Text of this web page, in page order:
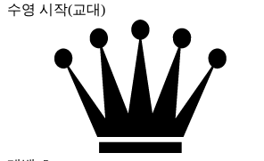
수영 시작(교대)